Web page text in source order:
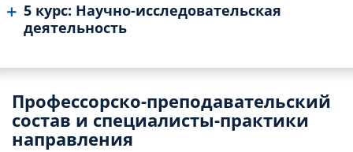
5 курс: Научно-исследовательская
деятельность
Профессорско-преподавательский
состав и специалисты-практики
направления